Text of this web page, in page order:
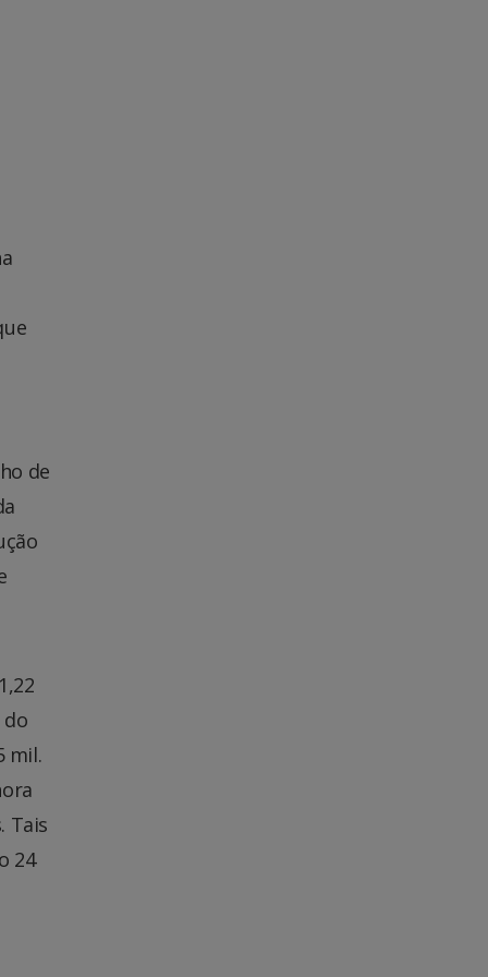
de
mil.
Tais
24